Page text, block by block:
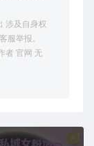
涉及自身权
服举报。
者 官网 无